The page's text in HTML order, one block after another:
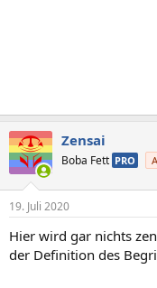
Zensai
Boba Fett PRO
19. Juli 2020
Hier wird gar nichts
der Definition des